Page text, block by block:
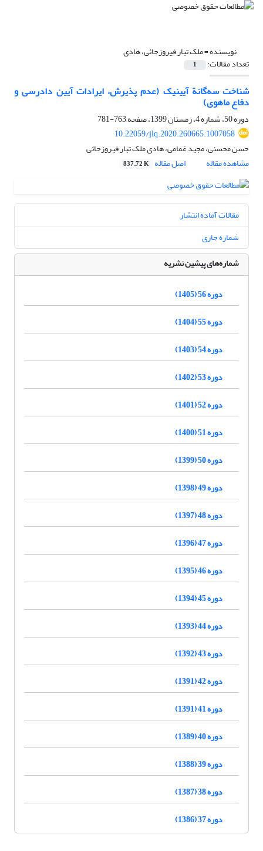
نویسنده =ملک تبار فیروزجائی، هادی
تعداد مقالات: 1
شناخت سه‌گانة آیینیک (عدم پذیرش، ایرادات آیین دادرسی و
دفاع ماهوی)
دوره 50، شماره 4، زمستان 1399، صفحه
763-781
10.22059/jlq.2020.260665.1007058
حسن محسنی، مجید غمامی، هادی ملک تبار فیروزجائی
مشاهده مقاله
اصل مقاله 837.72 K
مقالات آماده انتشار
شماره جاری
شماره‌های پیشین نشریه
دوره 56 (1405)
دوره 55 (1404)
دوره 54 (1403)
دوره 53 (1402)
دوره 52 (1401)
دوره 51 (1400)
دوره 50 (1399)
دوره 49 (1398)
دوره 48 (1397)
دوره 47 (1396)
دوره 46 (1395)
دوره 45 (1394)
دوره 44 (1393)
دوره 43 (1392)
دوره 42 (1391)
دوره 41 (1391)
دوره 40 (1389)
دوره 39 (1388)
دوره 38 (1387)
دوره 37 (1386)